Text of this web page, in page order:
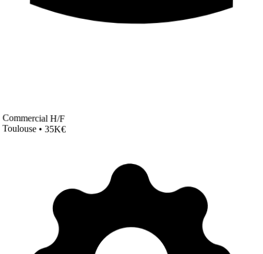
Commercial H/F
Toulouse • 35K€